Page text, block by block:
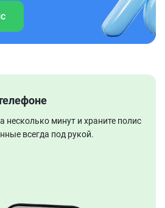
минут и храните полис
всегда под рукой.